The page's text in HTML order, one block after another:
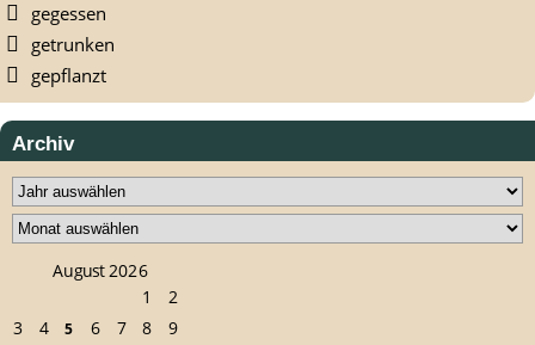
gegessen
getrunken
gepflanzt
Archiv
August 2026
1
2
3
4 5 6 7 8
9